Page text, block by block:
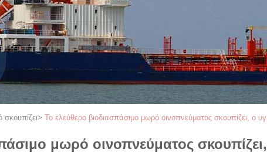
> Το ελεύθερο βιοδιασπάσιμο μωρό οινοπνεύματος σκουπίζει, ο
μωρό οινοπνεύματος